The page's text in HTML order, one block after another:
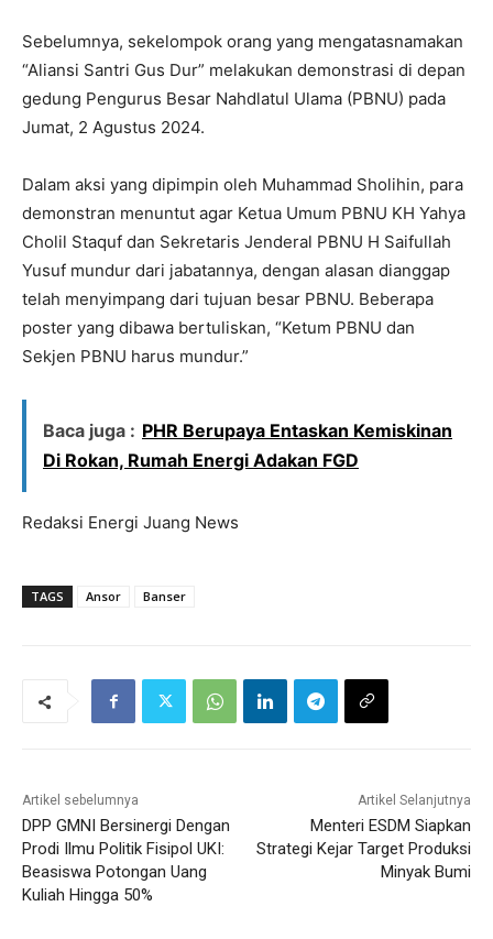
Sebelumnya, sekelompok orang yang mengatasnamakan
“Aliansi Santri Gus Dur” melakukan demonstrasi di depan
gedung Pengurus Besar Nahdlatul Ulama (PBNU) pada
Jumat, 2 Agustus 2024.
Dalam aksi yang dipimpin oleh Muhammad Sholihin, para
demonstran menuntut agar Ketua Umum PBNU KH Yahya
Cholil Staquf dan Sekretaris Jenderal PBNU H Saifullah
Yusuf mundur dari jabatannya, dengan alasan dianggap
telah menyimpang dari tujuan besar PBNU. Beberapa
poster yang dibawa bertuliskan, “Ketum PBNU dan
Sekjen PBNU harus mundur.”
Baca juga : PHR Berupaya Entaskan Kemiskinan
Di Rokan, Rumah Energi Adakan FGD
Redaksi Energi Juang News
TAGS Ansor Banser
Artikel sebelumnya
DPP GMNI Bersinergi Dengan
Prodi Ilmu Politik Fisipol UKI:
Beasiswa Potongan Uang
Kuliah Hingga 50%
Artikel Selanjutnya
Menteri ESDM Siapkan
Strategi Kejar Target Produksi
Minyak Bumi